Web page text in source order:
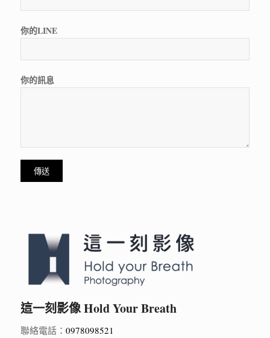
這一刻影像 Hold Your Breath
聯絡電話： 0978098521
你的LINE
你的訊息